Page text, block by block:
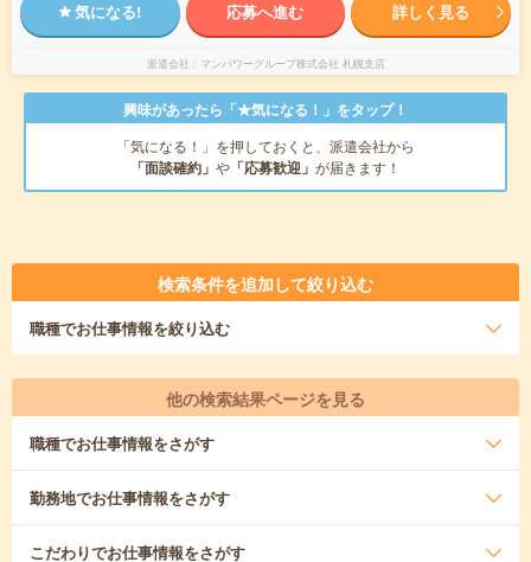
気になる! 応募へ進む 詳しく見る
派遣会社 マンパワーグループ株式会社 札幌支店
興味があったら「★気になる！」をタップ！
「気になる！」を押しておくと、派遣会社から
「面談確約」 や 「応募歓迎」 が届きます！
検索条件を追加して絞り込む
職種でお仕事情報を絞り込む
他の検索結果ページを見る
職種でお仕事情報をさがす
勤務地でお仕事情報をさがす
こだわりでお仕事情報をさがす